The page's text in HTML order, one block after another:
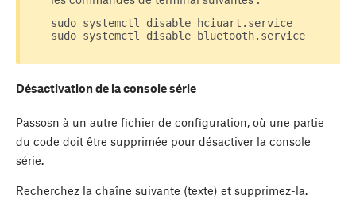
sudo systemctl disable hciuart.service
sudo systemctl disable bluetooth.service
Désactivation de la console série
Passosn à un autre fichier de configuration, où une partie
du code doit être supprimée pour désactiver la console
série.
Recherchez la chaîne suivante (texte) et supprimez-la.